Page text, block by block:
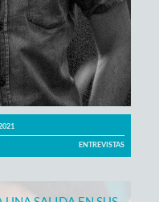
ENTREVISTAS